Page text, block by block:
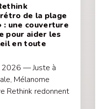
de la plage
: une couverture
pour aider les
en toute
2026 — Juste à
Mélanome
Rethink redonnent